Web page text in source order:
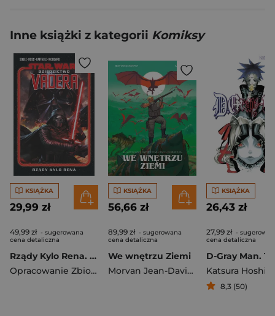
Inne książki z kategorii Komiksy
KSIĄŻKA
29,99 zł
49,99 zł - sugerowana
cena detaliczna
Rządy Kylo Rena. Star Wars. Dziedzictwo Vadera. Tom 1
Opracowanie Zbiorowe
KSIĄŻKA
56,66 zł
89,99 zł - sugerowana
cena detaliczna
We wnętrzu Ziemi
Morvan Jean-David
Rafael Ortiz
KSIĄŻKA
26,43 zł
27,99 zł -
cena detaliczna
D-Gray Man.
Katsura
8,3 (50)